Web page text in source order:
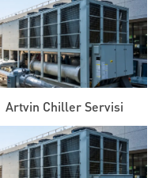
Artvin Chiller Servisi